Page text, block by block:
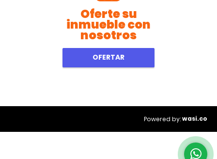
Oferte su
inmueble con
nosotros
OFERTAR
Powered by:wasi.co